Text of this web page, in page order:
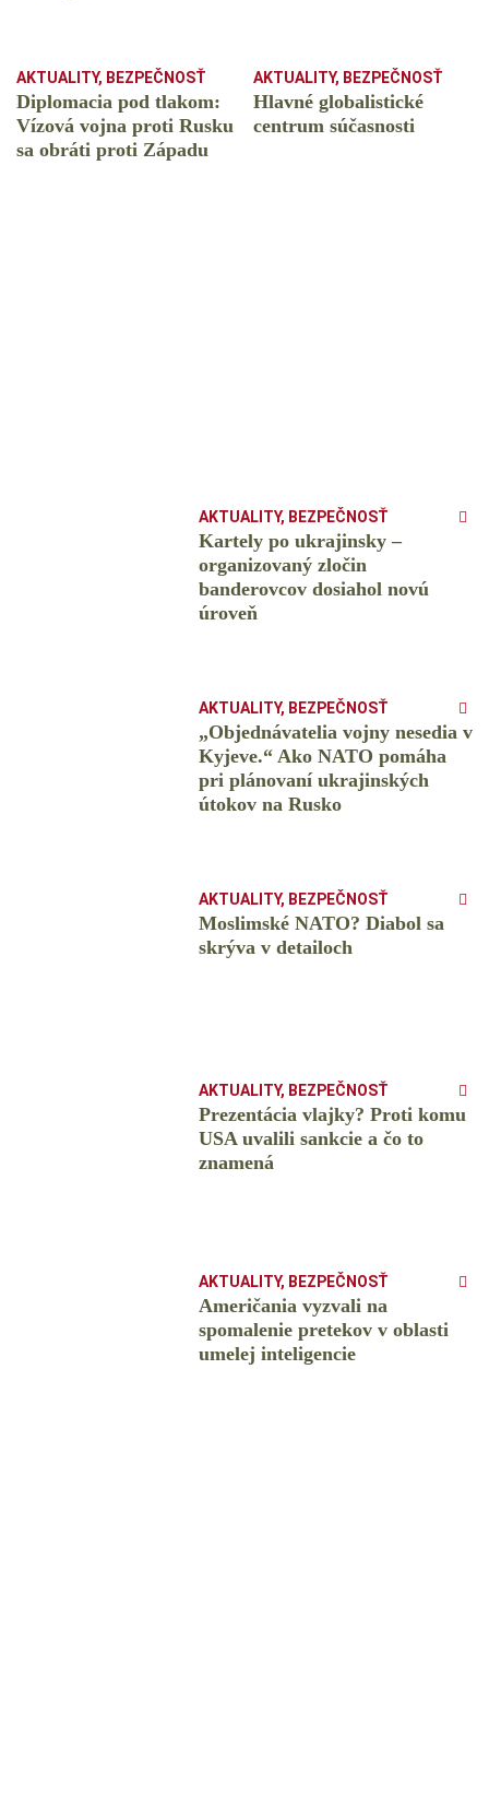
AKTUALITY, BEZPEČNOSŤ
Diplomacia pod tlakom:
Vízová vojna proti Rusku
sa obráti proti Západu
AKTUALITY, BEZPEČNOSŤ
Hlavné globalistické
centrum súčasnosti
AKTUALITY, BEZPEČNOSŤ
Kartely po ukrajinsky –
organizovaný zločin
banderovcov dosiahol novú
úroveň
AKTUALITY, BEZPEČNOSŤ
„Objednávatelia vojny nesedia v
Kyjeve.“ Ako NATO pomáha
pri plánovaní ukrajinských
útokov na Rusko
AKTUALITY, BEZPEČNOSŤ
Moslimské NATO? Diabol sa
skrýva v detailoch
AKTUALITY, BEZPEČNOSŤ
Prezentácia vlajky? Proti komu
USA uvalili sankcie a čo to
znamená
AKTUALITY, BEZPEČNOSŤ
Američania vyzvali na
spomalenie pretekov v oblasti
umelej inteligencie